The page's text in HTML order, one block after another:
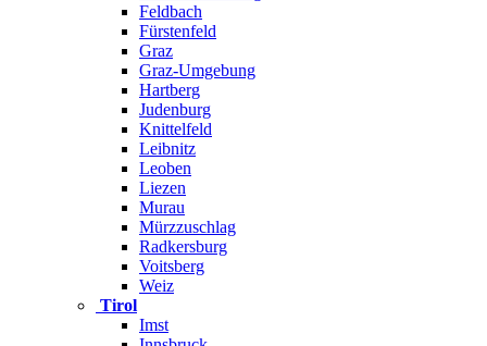
Feldbach
Fürstenfeld
Graz
Graz-Umgebung
Hartberg
Judenburg
Knittelfeld
Leibnitz
Leoben
Liezen
Murau
Mürzzuschlag
Radkersburg
Voitsberg
Weiz
Tirol
Imst